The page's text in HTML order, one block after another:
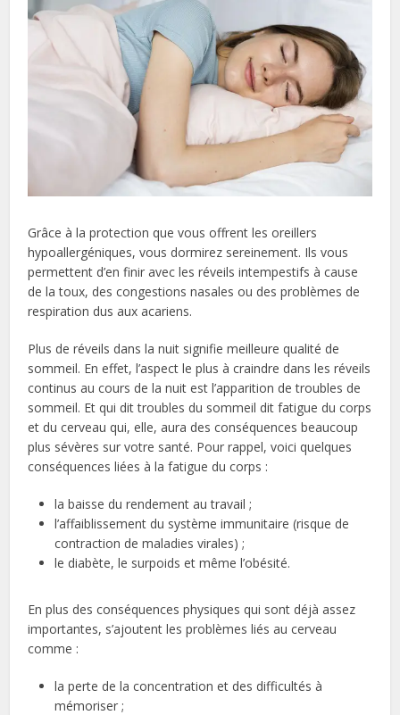
Grâce à la protection que vous offrent les oreillers
hypoallergéniques, vous dormirez sereinement. Ils vous
permettent d’en finir avec les réveils intempestifs à cause
de la toux, des congestions nasales ou des problèmes de
respiration dus aux acariens.
Plus de réveils dans la nuit signifie meilleure qualité de
sommeil. En effet, l’aspect le plus à craindre dans les réveils
continus au cours de la nuit est l’apparition de troubles de
sommeil. Et qui dit troubles du sommeil dit fatigue du corps
et du cerveau qui, elle, aura des conséquences beaucoup
plus sévères sur votre santé. Pour rappel, voici quelques
conséquences liées à la fatigue du corps :
la baisse du rendement au travail ;
l’affaiblissement du système immunitaire (risque de
contraction de maladies virales) ;
le diabète, le surpoids et même l’obésité.
En plus des conséquences physiques qui sont déjà assez
importantes, s’ajoutent les problèmes liés au cerveau
comme :
la perte de la concentration et des difficultés à
mémoriser ;